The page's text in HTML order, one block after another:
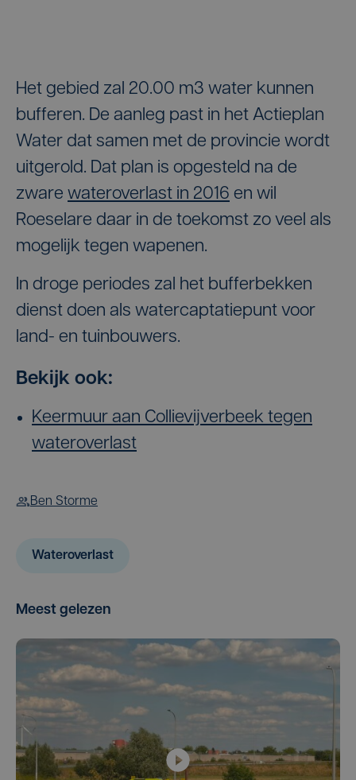
Het gebied zal 20.00 m3 water kunnen
bufferen. De aanleg past in het Actieplan
Water dat samen met de provincie wordt
uitgerold. Dat plan is opgesteld na de
zware wateroverlast in 2016 en wil
Roeselare daar in de toekomst zo veel als
mogelijk tegen wapenen.
In droge periodes zal het bufferbekken
dienst doen als watercaptatiepunt voor
land- en tuinbouwers.
Bekijk ook:
Keermuur aan Collievijverbeek tegen
wateroverlast
Ben Storme
Wateroverlast
Meest gelezen